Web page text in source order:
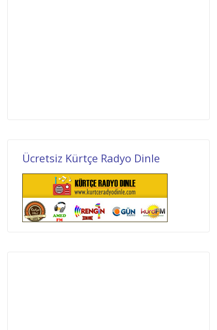
Ücretsiz Kürtçe Radyo Dinle